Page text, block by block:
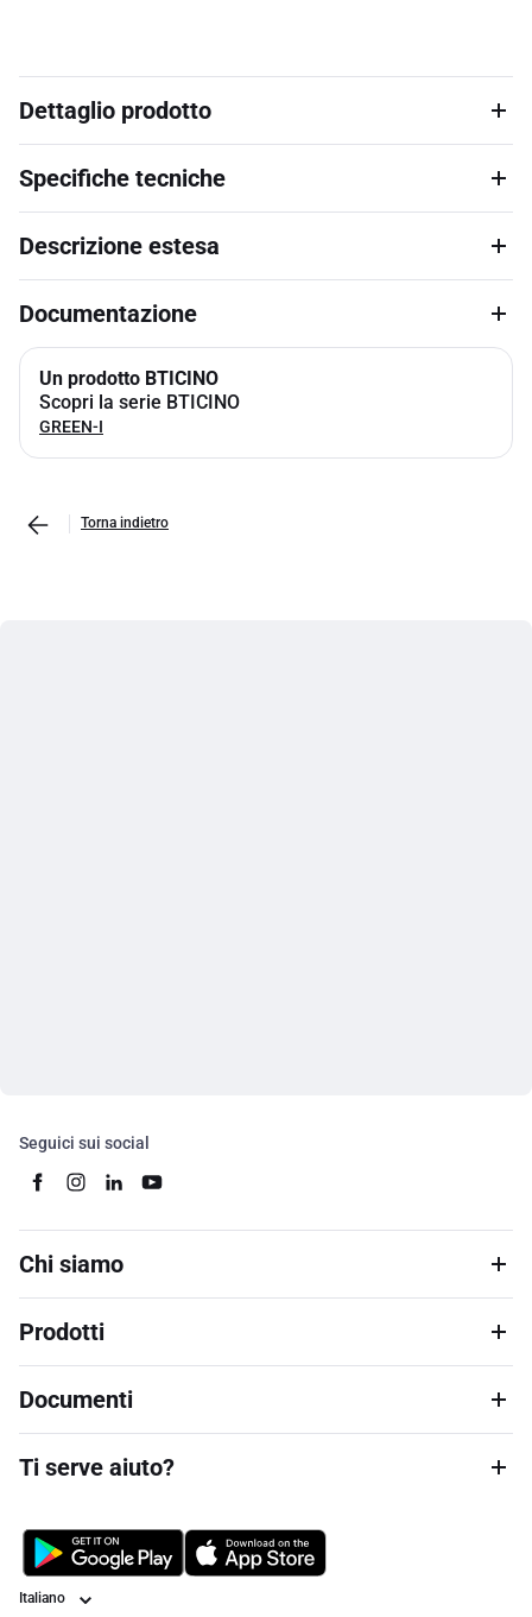
Dettaglio prodotto
Specifiche tecniche
Descrizione estesa
Documentazione
Un prodotto BTICINO
Scopri la serie BTICINO
GREEN-I
Torna indietro
Seguici sui social
Chi siamo
Prodotti
Documenti
Ti serve aiuto?
Lingua